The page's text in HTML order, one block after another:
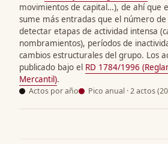
movimientos de capital…), de ahí que
sume más entradas que el número
detectar etapas de actividad intensa
nombramientos), períodos de
cambios estructurales del grupo. Los
publicado bajo el RD 1784/1996
Mercantil).
Actos por año Pico anual · 2 actos